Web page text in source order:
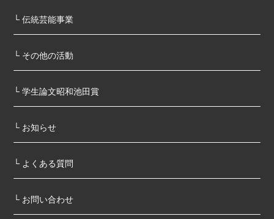
└ 伝統芸能事業
└ その他の活動
└ 学⽣論⽂昭和池⽥賞
└ お知らせ
└ よくある質問
└ お問い合わせ